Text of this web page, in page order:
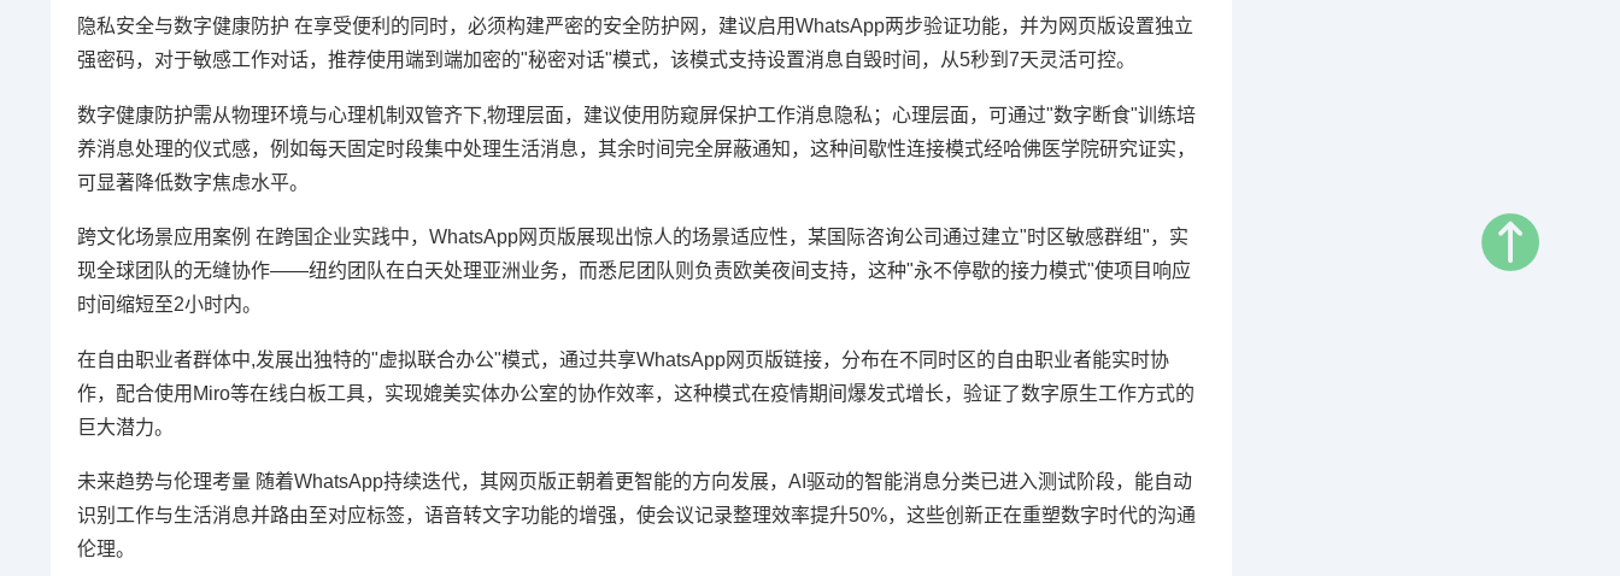
隐私安全与数字健康防护 在享受便利的同时，必须构建严密的安全防护网，建议启用WhatsApp两步验证功能，并为网页版设置独立
强密码，对于敏感工作对话，推荐使用端到端加密的"秘密对话"模式，该模式支持设置消息自毁时间，从5秒到7天灵活可控。
数字健康防护需从物理环境与心理机制双管齐下,物理层面，建议使用防窥屏保护工作消息隐私；心理层面，可通过"数字断食"训练培
养消息处理的仪式感，例如每天固定时段集中处理生活消息，其余时间完全屏蔽通知，这种间歇性连接模式经哈佛医学院研究证实，
可显著降低数字焦虑水平。
跨文化场景应用案例 在跨国企业实践中，WhatsApp网页版展现出惊人的场景适应性，某国际咨询公司通过建立"时区敏感群组"，实
现全球团队的无缝协作——纽约团队在白天处理亚洲业务，而悉尼团队则负责欧美夜间支持，这种"永不停歇的接力模式"使项目响应
时间缩短至2小时内。
在自由职业者群体中,发展出独特的"虚拟联合办公"模式，通过共享WhatsApp网页版链接，分布在不同时区的自由职业者能实时协
作，配合使用Miro等在线白板工具，实现媲美实体办公室的协作效率，这种模式在疫情期间爆发式增长，验证了数字原生工作方式的
巨大潜力。
未来趋势与伦理考量 随着WhatsApp持续迭代，其网页版正朝着更智能的方向发展，AI驱动的智能消息分类已进入测试阶段，能自动
识别工作与生活消息并路由至对应标签，语音转文字功能的增强，使会议记录整理效率提升50%，这些创新正在重塑数字时代的沟通
伦理。